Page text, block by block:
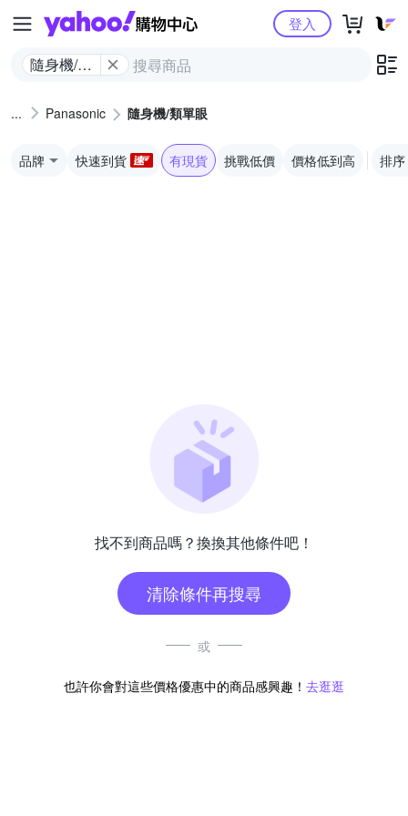
Yahoo購物中心
隨身機/類
登入
Panasonic 隨身機/類單眼
品牌 快速到貨 有現貨 挑戰低價 價格低到高 排序
找不到商品嗎？換換其他條件吧！
清除條件再搜尋
或
也許你會對這些價格優惠中的商品感興趣！ 去逛逛